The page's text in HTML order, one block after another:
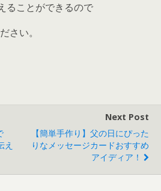
ることができるので
さい。
え
Next Post
【簡単手作り】父の日にぴった
りなメッセージカードおすすめ
アイディア！